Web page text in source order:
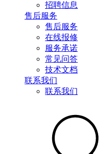
招聘信息
售后服务
售后服务
在线报修
服务承诺
常见问答
技术文档
联系我们
联系我们